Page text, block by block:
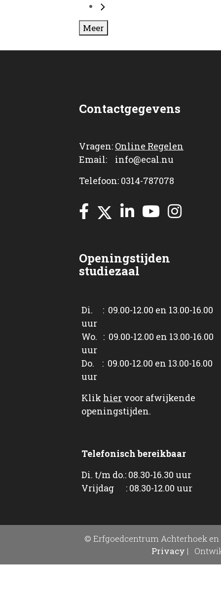
Meer
Contactgegevens
Vragen: Online Regelen
Email: info@ecal.nu
Telefoon: 0314-787078
Openingstijden
studiezaal
Di. : 09.00-12.00 en 13.00-16.00
uur
Wo. : 09.00-12.00 en 13.00-16.00
uur
Do. : 09.00-12.00 en 13.00-16.00
uur
Klik hier voor afwijkende
openingstijden.
Telefonisch bereikbaar
Di. t/m do.: 08.30-16.30 uur
Vrijdag : 08.30-12.00 uur
© Erfgoedcentrum Achterhoek en
Privacy |